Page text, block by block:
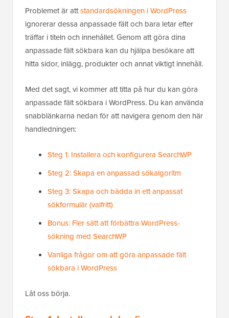
Problemet är attstandard­sökningen i WordPress
ignorerar dessa anpassade fält och bara letar efter
träffar i titeln och innehållet. Genom att göra dina
anpassade fält sökbara kan du hjälpa besökare att
hitta sidor, inlägg, produkter och annat viktigt innehåll.
Med det sagt, vi kommer att titta på hur du kan göra
anpassade fält sökbara i WordPress. Du kan använda
snabblänkarna nedan för att navigera genom den här
handledningen:
Steg 1: Installera och konfigurera SearchWP
Steg 2: Skapa en anpassad sökalgoritm
Steg 3: Skapa och bädda in ett anpassat
sökformulär (valfritt)
Bonus: Fler sätt att förbättra WordPress-
sökning med SearchWP
Vanliga frågor om att göra anpassade fält
sökbara i WordPress
Låt oss börja.